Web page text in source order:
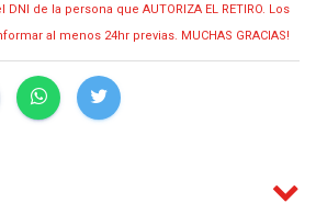
DNI de la persona que AUTORIZA EL RETIRO. Los
al menos 24hr previas. MUCHAS GRACIAS!